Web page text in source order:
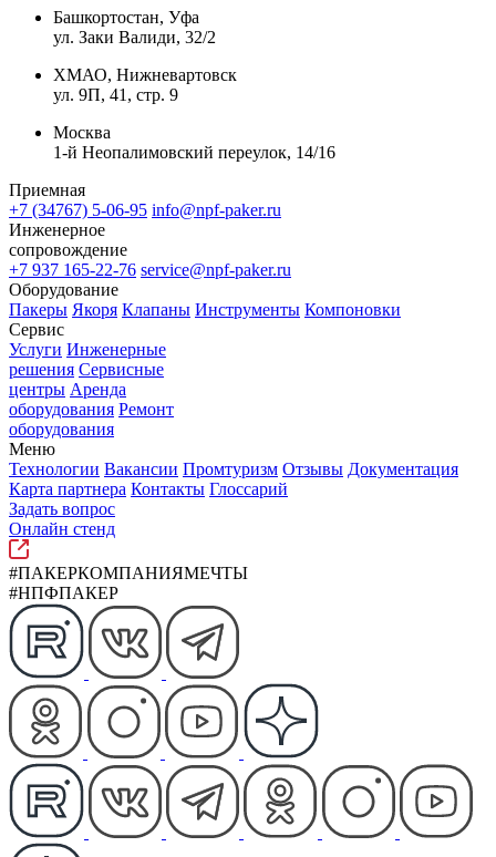
Башкортостан, Уфа
ул. Заки Валиди, 32/2
ХМАО, Нижневартовск
ул. 9П, 41, стр. 9
Москва
1-й Неопалимовский переулок, 14/16
Приемная
+7 (34767) 5-06-95 info@npf-paker.ru
Инженерное
сопровождение
+7 937 165-22-76 service@npf-paker.ru
Оборудование
Пакеры Якоря Клапаны Инструменты Компоновки
Сервис
Услуги Инженерные
решения Сервисные
центры Аренда
оборудования Ремонт
оборудования
Меню
Технологии Вакансии Промтуризм Отзывы Документация
Карта партнера Контакты Глоссарий
Задать вопрос
Онлайн стенд
#ПАКЕРКОМПАНИЯМЕЧТЫ
#НПФПАКЕР